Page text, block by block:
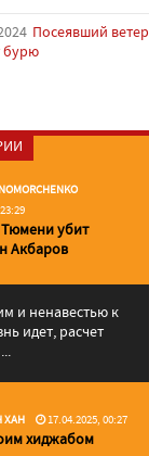
Посеявший ветер
бурю
Тюмени убит
Акбаров
и ненавестью к
идет, расчет
ХАН 17.04.2025, 00:27
хиджабом